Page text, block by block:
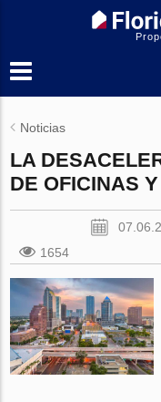
Noticias
LA
DE OFICINAS
1654